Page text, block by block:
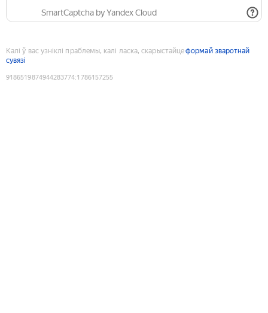
SmartCaptcha by Yandex Cloud
Калі ў вас узніклі праблемы, калі ласка, скарыстайцеформай зваротнай
сувязі
9186519874944283774:1786157255